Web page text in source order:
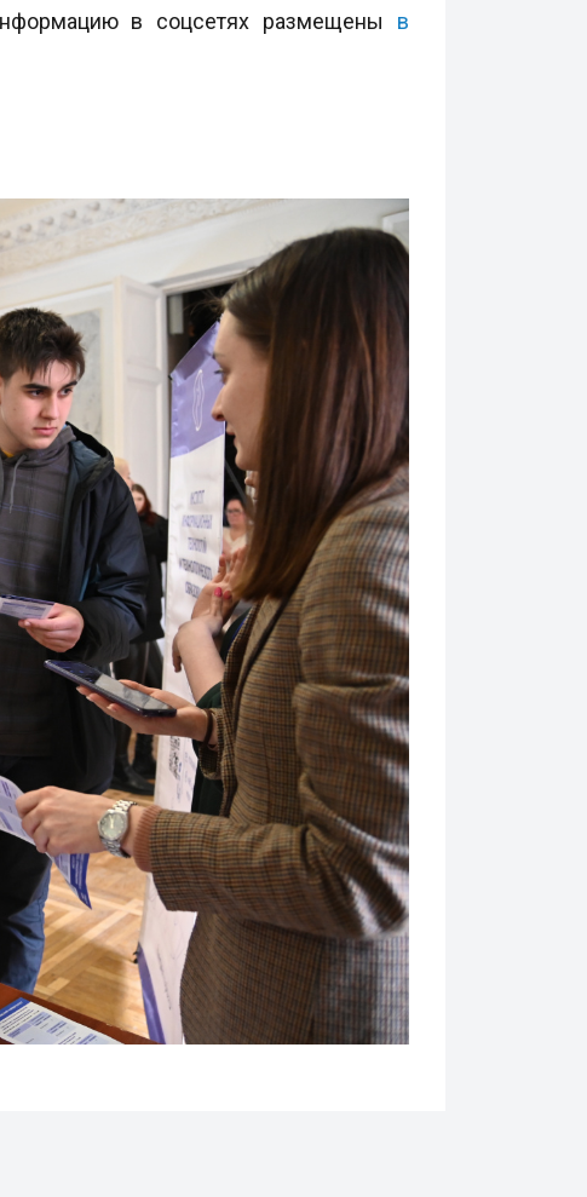
в соцсетях размещены в